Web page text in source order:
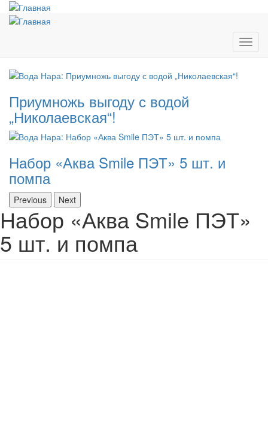
Перейти
Приумножь выгоду с водой
„Николаевская“!
Набор «Аква Smile ПЭТ» 5 шт. и
помпа
Previous Next
Набор «Аква Smile ПЭТ»
5 шт. и помпа